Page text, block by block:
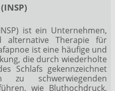
ist ein Unternehmen,
alternative Therapie für
ist eine häufige und
die durch wiederholte
Schlafs gekennzeichnet
zu schwerwiegenden
wie Bluthochdruck,